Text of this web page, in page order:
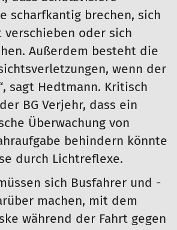
scharfkantig brechen, sich
verschieben oder sich
Außerdem besteht die
wenn der
sagt Hedtmann. Kritisch
BG Verjehr, dass ein
Überwachung von
behindern könnte
durch Lichtreflexe.
sich Busfahrer und -
machen, mit dem
während der Fahrt gegen